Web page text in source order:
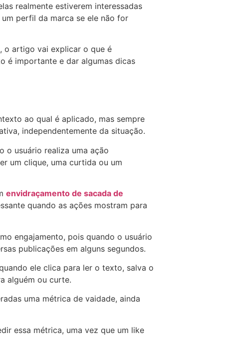
realmente estiverem interessadas
perfil da marca se ele não for
o artigo vai explicar o que é
é importante e dar algumas dicas
ao qual é aplicado, mas sempre
independentemente da situação.
o usuário realiza uma ação
um clique, uma curtida ou um
envidraçamento de sacada de
quando as ações mostram para
engajamento, pois quando o usuário
publicações em alguns segundos.
ele clica para ler o texto, salva o
alguém ou curte.
uma métrica de vaidade, ainda
essa métrica, uma vez que um like